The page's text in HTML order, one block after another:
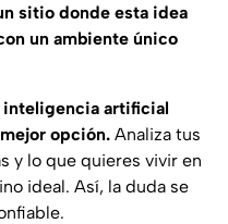
sitio donde esta idea
un ambiente único
inteligencia artificial
opción. Analiza tus
y lo que quieres vivir en
ideal. Así, la duda se